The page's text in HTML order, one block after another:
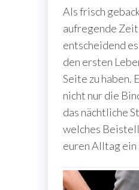
Als frisch
aufregende
entscheidend
den ersten
Seite zu haben.
nicht nur die
das nächtliche
welches
euren Alltag